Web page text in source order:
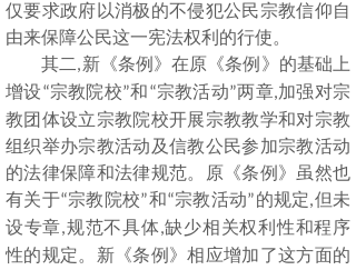
仅要求政府以消极的不侵犯公民宗教信仰自
由来保障公民这一宪法权利的行使。
其二,新《条例》在原《条例》的基础上
增设“宗教院校”和“宗教活动”两章,加强对宗
教团体设立宗教院校开展宗教教学和对宗教
组织举办宗教活动及信教公民参加宗教活动
的法律保障和法律规范。原《条例》虽然也
有关于“宗教院校”和“宗教活动”的规定,但未
设专章,规范不具体,缺少相关权利性和程序
性的规定。新《条例》相应增加了这方面的